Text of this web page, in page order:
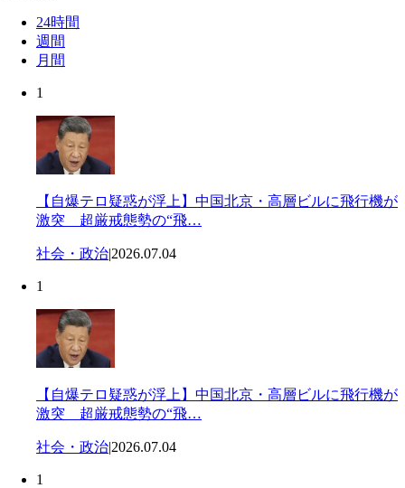
24時間
週間
月間
1
【自爆テロ疑惑が浮上】中国北京・高層ビルに飛行機が
激突 超厳戒態勢の“飛…
社会・政治|2026.07.04
1
【自爆テロ疑惑が浮上】中国北京・高層ビルに飛行機が
激突 超厳戒態勢の“飛…
社会・政治|2026.07.04
1